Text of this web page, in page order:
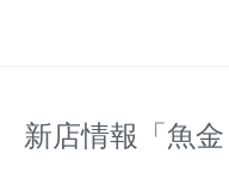
新店情報「魚金